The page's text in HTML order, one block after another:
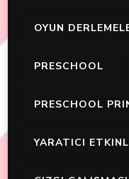
OYUN
PRESCHOOL
PRESCHOOL
YARATICI